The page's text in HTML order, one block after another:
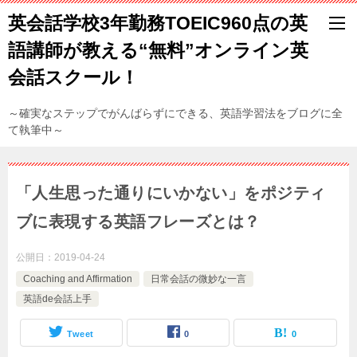
英会話学校3年勤務TOEIC960点の英
語講師が教える“無料”オンライン英
会話スクール！
～確実なステップでがんばらずにできる、英語学習法をブログに全
て執筆中～
「人生思った通りにいかない」をポジティ
ブに表現する英語フレーズとは？
公開日： 2019-04-24
Coaching and Affirmation
日常会話の微妙な一言
英語de会話上手
Tweet 0 0